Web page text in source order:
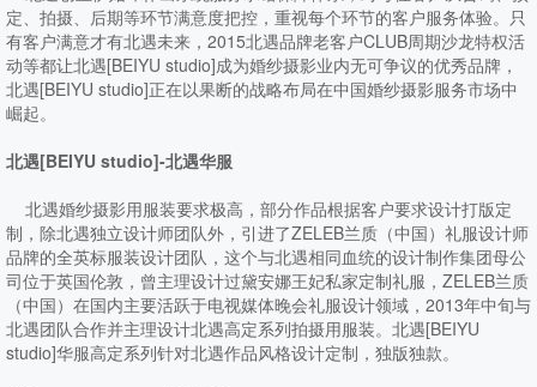
定、拍摄、后期等环节满意度把控，重视每个环节的客户服务体验。只
有客户满意才有北遇未来，2015北遇品牌老客户CLUB周期沙龙特权活
动等都让北遇[BEIYU studio]成为婚纱摄影业内无可争议的优秀品牌，
北遇[BEIYU studio]正在以果断的战略布局在中国婚纱摄影服务市场中
崛起。
北遇[BEIYU studio]-北遇华服
北遇婚纱摄影用服装要求极高，部分作品根据客户要求设计打版定
制，除北遇独立设计师团队外，引进了ZELEB兰质（中国）礼服设计师
品牌的全英标服装设计团队，这个与北遇相同血统的设计制作集团母公
司位于英国伦敦，曾主理设计过黛安娜王妃私家定制礼服，ZELEB兰质
（中国）在国内主要活跃于电视媒体晚会礼服设计领域，2013年中旬与
北遇团队合作并主理设计北遇高定系列拍摄用服装。北遇[BEIYU
studio]华服高定系列针对北遇作品风格设计定制，独版独款。